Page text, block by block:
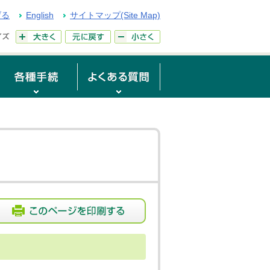
English サイトマップ(Site Map)